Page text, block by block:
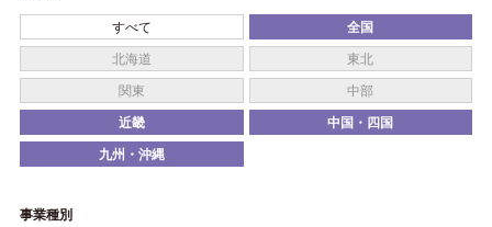
すべて 全国
北海道 東北
関東 中部
近畿 中国・四国
九州・沖縄
事業種別